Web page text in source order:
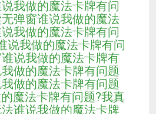
我做的魔法卡牌有问
弹窗谁说我做的魔法
我做的魔法卡牌有问
说我做的魔法卡牌有问
谁说我做的魔法卡牌有
做的魔法卡牌有问题
做的魔法卡牌有问题
魔法卡牌有问题?我真
谁说我做的魔法卡牌